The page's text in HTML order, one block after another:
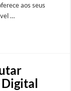
aos seus
…